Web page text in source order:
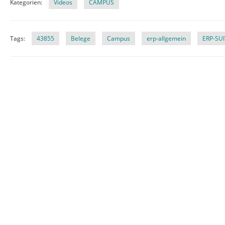
Kategorien: Videos CAMPUS
Tags: 43855 Belege Campus erp-allgemein ERP-